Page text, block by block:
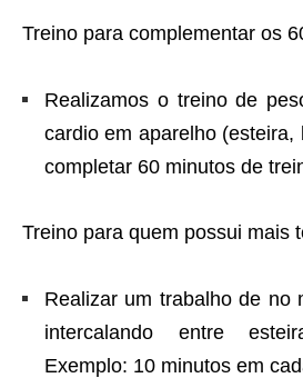
Treino para complementar os
Realizamos o treino de
cardio em aparelho
completar 60 minutos de
Treino para quem possui mais
Realizar um trabalho de no
intercalando entre
Exemplo: 10 minutos em